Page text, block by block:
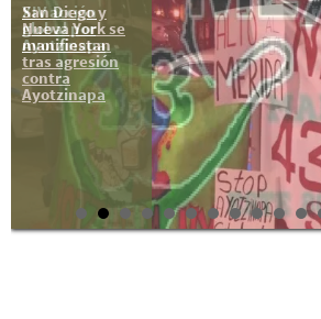
San Diego y
Nueva York se
manifiestan
tras agresión
contra
Ayotzinapa
XIV acción
global por
Ayotzinapa